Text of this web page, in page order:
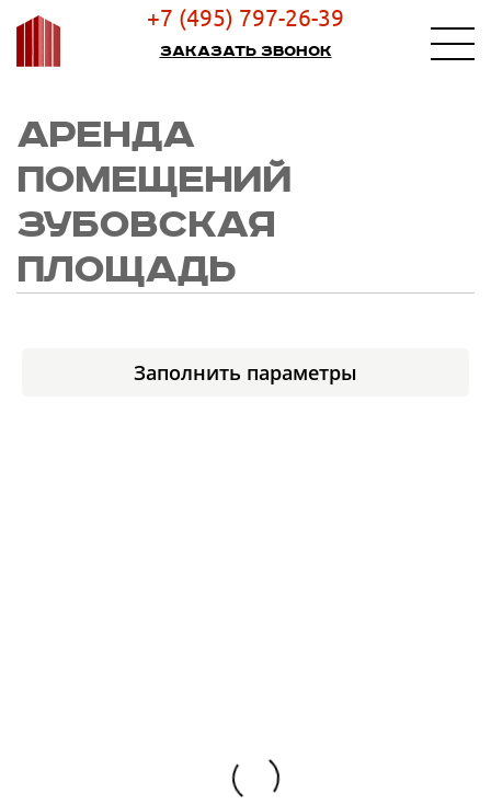
+7 (495) 797-26-39
Заказать звонок
АРЕНДА
ПОМЕЩЕНИЙ
ЗУБОВСКАЯ
ПЛОЩАДЬ
Заполнить параметры